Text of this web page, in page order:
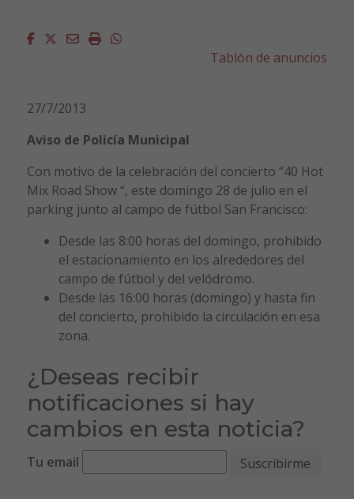
Facebook
Twitter
EmailImprimirWhatsapp
Tablón de anuncios
27/7/2013
Aviso de Policía Municipal
Con motivo de la celebración del concierto “40 Hot
Mix Road Show “, este domingo 28 de julio en el
parking junto al campo de fútbol San Francisco:
Desde las 8:00 horas del domingo, prohibido
el estacionamiento en los alrededores del
campo de fútbol y del velódromo.
Desde las 16:00 horas (domingo) y hasta fin
del concierto, prohibido la circulación en esa
zona.
¿Deseas recibir
notificaciones si hay
cambios en esta noticia?
Tu email